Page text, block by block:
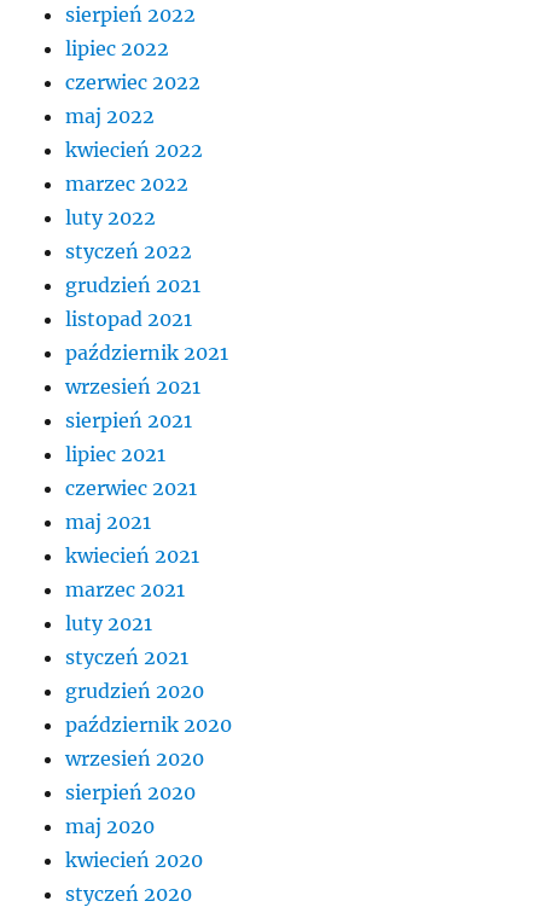
sierpień 2022
lipiec 2022
czerwiec 2022
maj 2022
kwiecień 2022
marzec 2022
luty 2022
styczeń 2022
grudzień 2021
listopad 2021
październik 2021
wrzesień 2021
sierpień 2021
lipiec 2021
czerwiec 2021
maj 2021
kwiecień 2021
marzec 2021
luty 2021
styczeń 2021
grudzień 2020
październik 2020
wrzesień 2020
sierpień 2020
maj 2020
kwiecień 2020
styczeń 2020